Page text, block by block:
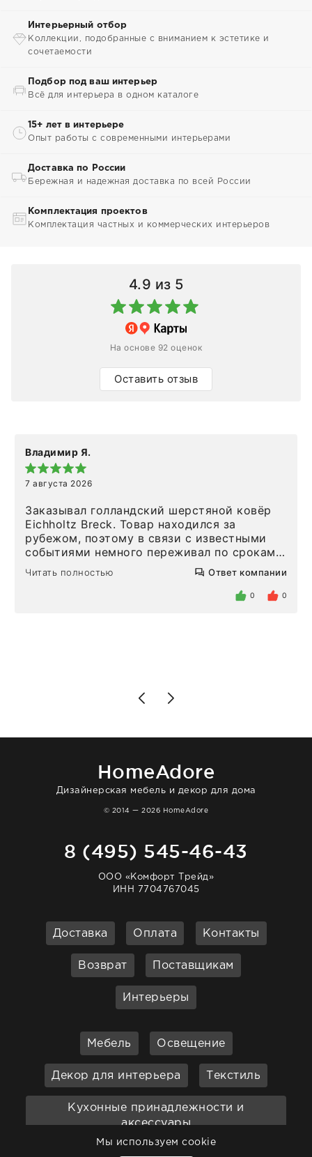
Интерьерный отбор
Коллекции, подобранные с вниманием к эстетике и
сочетаемости
Подбор под ваш интерьер
Всё для интерьера в одном каталоге
15+ лет в интерьере
Опыт работы с современными интерьерами
Доставка по России
Бережная и надежная доставка по всей России
Комплектация проектов
Комплектация частных и коммерческих интерьеров
4.9 из 5
На основе 92 оценок
Оставить отзыв
Владимир Я.
7 августа 2026
Заказывал голландский шерстяной ковёр
Eichholtz Breck. Товар находился за
рубежом, поэтому в связи с известными
событиями немного переживал по срокам.
Но homeadore привезли ровно в
определенное в договоре время, без
то качество выше всяких похвал. Выглядит
Читать полностью Ответ компании
0 0
HomeAdore
Дизайнерская мебель и декор для дома
© 2014 — 2026 HomeAdore
8 (495) 545-46-43
ООО «Комфорт Трейд»
ИНН 7704767045
Доставка Оплата Контакты
Возврат Поставщикам
Интерьеры
Мебель Освещение
Декор для интерьера Текстиль
Кухонные принадлежности и
аксессуары
Мы используем cookie